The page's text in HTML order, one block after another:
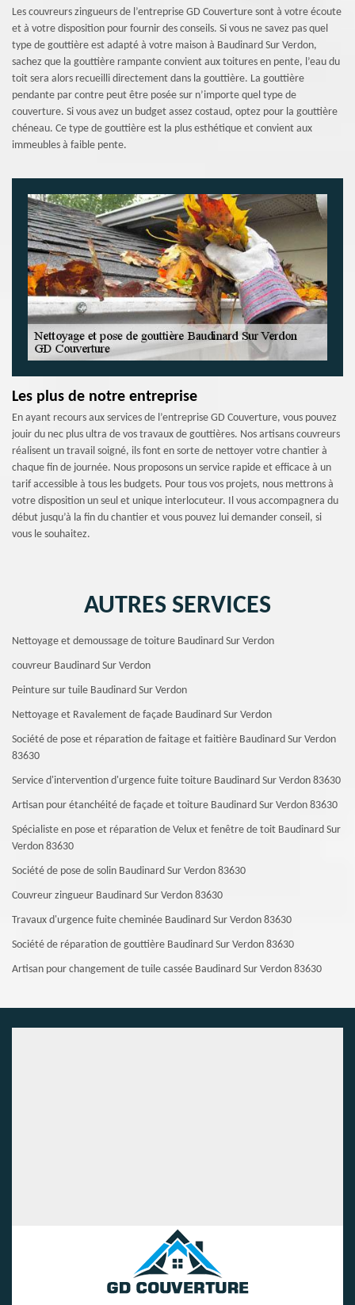
Les couvreurs zingueurs de l’entreprise GD Couverture sont à votre écoute
et à votre disposition pour fournir des conseils. Si vous ne savez pas quel
type de gouttière est adapté à votre maison à Baudinard Sur Verdon,
sachez que la gouttière rampante convient aux toitures en pente, l’eau du
toit sera alors recueilli directement dans la gouttière. La gouttière
pendante par contre peut être posée sur n’importe quel type de
couverture. Si vous avez un budget assez costaud, optez pour la gouttière
chéneau. Ce type de gouttière est la plus esthétique et convient aux
immeubles à faible pente.
Les plus de notre entreprise
En ayant recours aux services de l’entreprise GD Couverture, vous pouvez
jouir du nec plus ultra de vos travaux de gouttières. Nos artisans couvreurs
réalisent un travail soigné, ils font en sorte de nettoyer votre chantier à
chaque fin de journée. Nous proposons un service rapide et efficace à un
tarif accessible à tous les budgets. Pour tous vos projets, nous mettrons à
votre disposition un seul et unique interlocuteur. Il vous accompagnera du
début jusqu’à la fin du chantier et vous pouvez lui demander conseil, si
vous le souhaitez.
AUTRES SERVICES
Nettoyage et demoussage de toiture Baudinard Sur Verdon
couvreur Baudinard Sur Verdon
Peinture sur tuile Baudinard Sur Verdon
Nettoyage et Ravalement de façade Baudinard Sur Verdon
Société de pose et réparation de faitage et faitière Baudinard Sur Verdon
83630
Service d'intervention d'urgence fuite toiture Baudinard Sur Verdon 83630
Artisan pour étanchéité de façade et toiture Baudinard Sur Verdon 83630
Spécialiste en pose et réparation de Velux et fenêtre de toit Baudinard Sur
Verdon 83630
Société de pose de solin Baudinard Sur Verdon 83630
Couvreur zingueur Baudinard Sur Verdon 83630
Travaux d'urgence fuite cheminée Baudinard Sur Verdon 83630
Société de réparation de gouttière Baudinard Sur Verdon 83630
Artisan pour changement de tuile cassée Baudinard Sur Verdon 83630